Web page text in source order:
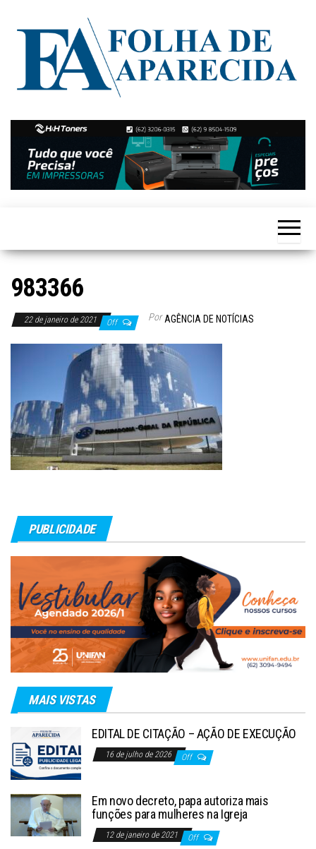
Folha de
Aparecida
Notícias
de
Aparecida
de
Goiânia
983366
22 de janeiro de 2021 Off Por AGÊNCIA DE NOTÍCIAS
PUBLICIDADE
MAIS VISTAS
EDITAL DE CITAÇÃO – AÇÃO DE EXECUÇÃO
16 de julho de 2026 Off
Em novo decreto, papa autoriza mais
funções para mulheres na Igreja
12 de janeiro de 2021 Off